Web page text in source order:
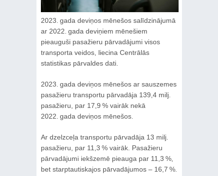
2023. gada deviņos mēnešos salīdzinājumā
ar 2022. gada deviņiem mēnešiem
pieauguši pasažieru pārvadājumi visos
transporta veidos, liecina Centrālās
statistikas pārvaldes dati.
2023. gada deviņos mēnešos ar sauszemes
pasažieru transportu pārvadāja 139,4 milj.
pasažieru, par 17,9 % vairāk nekā
2022. gada deviņos mēnešos.
Ar dzelzceļa transportu pārvadāja 13 milj.
pasažieru, par 11,3 % vairāk. Pasažieru
pārvadājumi iekšzemē pieauga par 11,3 %,
bet starptautiskajos pārvadājumos – 16,7 %.